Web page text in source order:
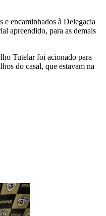
e encaminhados à Delegacia
apreendido, para as demais
Tutelar foi acionado para
do casal, que estavam na